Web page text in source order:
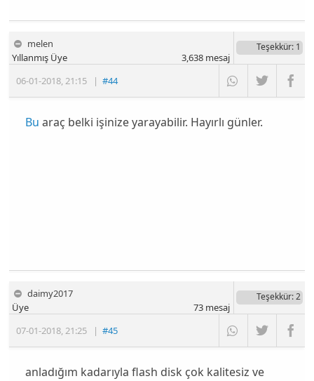
melen
06-01-2018,21:15 |#44
Yıllanmış Üye
Teşekkür: 1
3,638mesaj
Bu araç belki işinize yarayabilir. Hayırlı günler.
daimy2017
07-01-2018,21:25 |#45
Üye
Teşekkür: 2
73mesaj
anladığım kadarıyla flash disk çok kalitesiz ve